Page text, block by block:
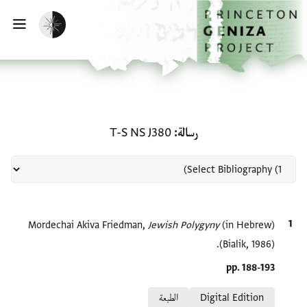
إلى المحتوى الرئيسي
الرئيسية
تفعيل الوضع المظلم
رسالة T-S NS J380
الاقتباس المرجعي Mordechai Akiva Friedman,Jewish Polygyny‎(in Hebrew)
(Bialik, 1986).
Location in source
pp. 188-193
Digital Edition
الطبعة